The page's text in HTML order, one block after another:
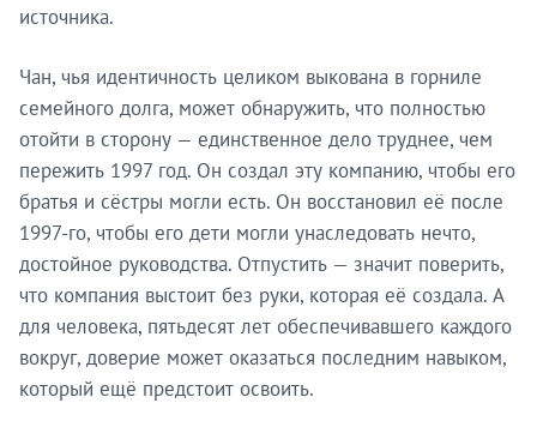
источника.
Чан, чья идентичность целиком выкована в горниле
семейного долга, может обнаружить, что полностью
отойти в сторону — единственное дело труднее, чем
пережить 1997 год. Он создал эту компанию, чтобы его
братья и сёстры могли есть. Он восстановил её после
1997-го, чтобы его дети могли унаследовать нечто,
достойное руководства. Отпустить — значит поверить,
что компания выстоит без руки, которая её создала. А
для человека, пятьдесят лет обеспечивавшего каждого
вокруг, доверие может оказаться последним навыком,
который ещё предстоит освоить.